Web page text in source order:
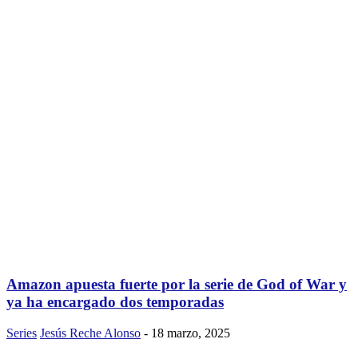
Amazon apuesta fuerte por la serie de God of War y
ya ha encargado dos temporadas
Series Jesús Reche Alonso - 18 marzo, 2025